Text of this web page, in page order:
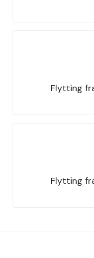
Flytting
Flytting